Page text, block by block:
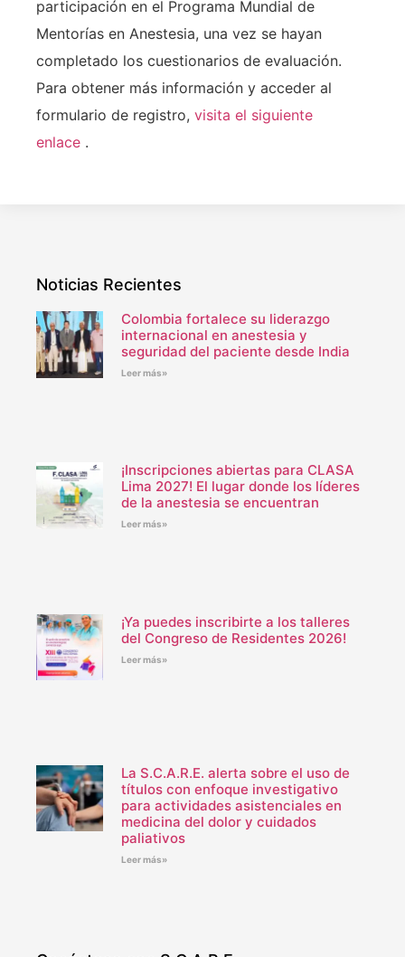
participación en el Programa Mundial de
Mentorías en Anestesia, una vez se hayan
completado los cuestionarios de evaluación.
Para obtener más información y acceder al
formulario de registro, visita el siguiente
enlace .
Noticias Recientes
Colombia fortalece su liderazgo
internacional en anestesia y
seguridad del paciente desde India
Leer más»
¡Inscripciones abiertas para CLASA
Lima 2027! El lugar donde los líderes
de la anestesia se encuentran
Leer más»
¡Ya puedes inscribirte a los talleres
del Congreso de Residentes 2026!
Leer más»
La S.C.A.R.E. alerta sobre el uso de
títulos con enfoque investigativo
para actividades asistenciales en
medicina del dolor y cuidados
paliativos
Leer más»